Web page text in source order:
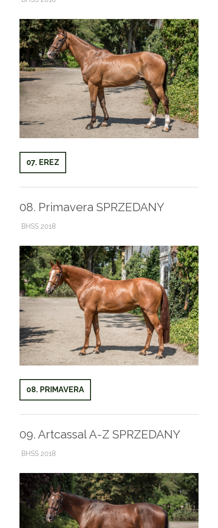
07. EREZ
08. Primavera SPRZEDANY
BHSS 2018
08. PRIMAVERA
09. Artcassal A-Z SPRZEDANY
BHSS 2018